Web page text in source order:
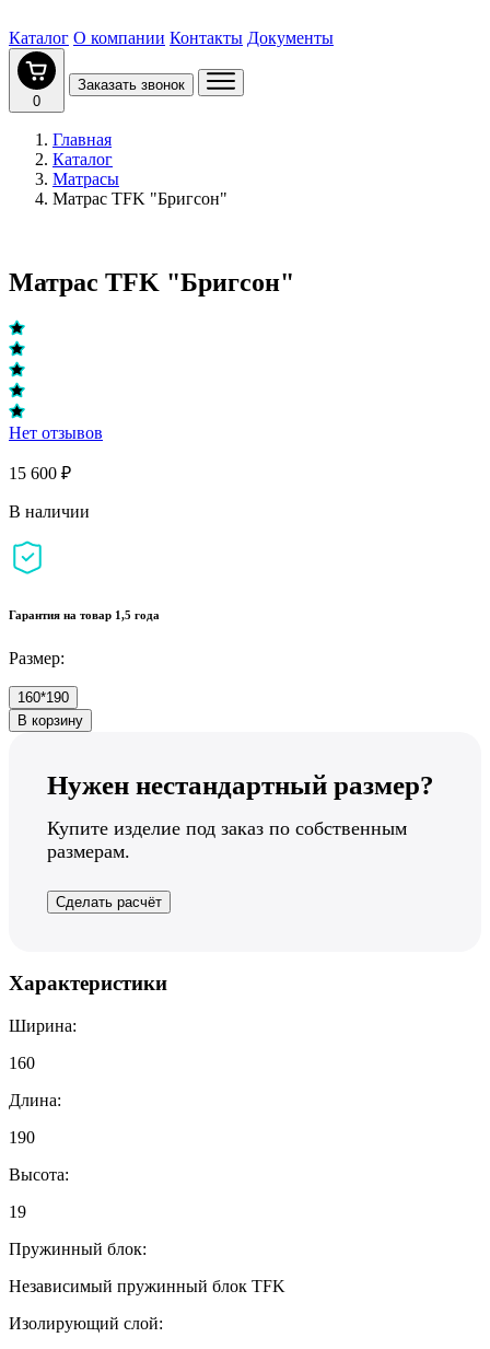
Каталог О компании Контакты Документы
0
Заказать звонок
Главная
Каталог
Матрасы
Матрас TFK "Бригсон"
Матрас TFK "Бригсон"
Нет отзывов
15 600 ₽
В наличии
Гарантия на товар 1,5 года
Размер:
160*190
В корзину
Нужен нестандартный размер?
Купите изделие под заказ по собственным
размерам.
Сделать расчёт
Характеристики
Ширина:
160
Длина:
190
Высота:
19
Пружинный блок:
Независимый пружинный блок TFK
Изолирующий слой: